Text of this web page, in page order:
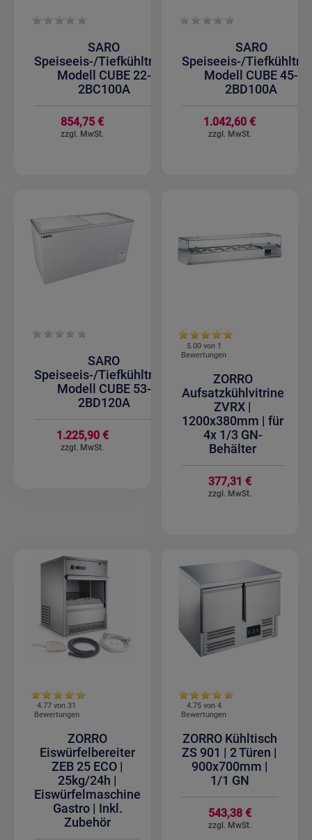
SARO
Speiseeis-/Tiefkühltruhe
Modell CUBE 22-
2BC100A
854,75 €
SARO
Speiseeis-/
Modell CUBE 45-
2BD100A
1.042,60 €
SARO
Speiseeis-/Tiefkühltruhe
Modell CUBE 53-
2BD120A
1.225,90 €
5.00 von 1
Bewertungen
ZORRO
Aufsatzkühlvitrine
ZVRX |
1200x380mm | für
4x 1/3 GN-
Behälter
377,31 €
4.77 von31
Bewertungen
ZORRO
Eiswürfelbereiter
ZEB 25 ECO |
25kg/24h |
Eiswürfelmaschine
Gastro | Inkl.
Zubehör
4.75 von 4
Bewertungen
ZORRO Kühltisch
ZS 901 | 2 Türen |
900x700mm |
1/1 GN
543,38 €